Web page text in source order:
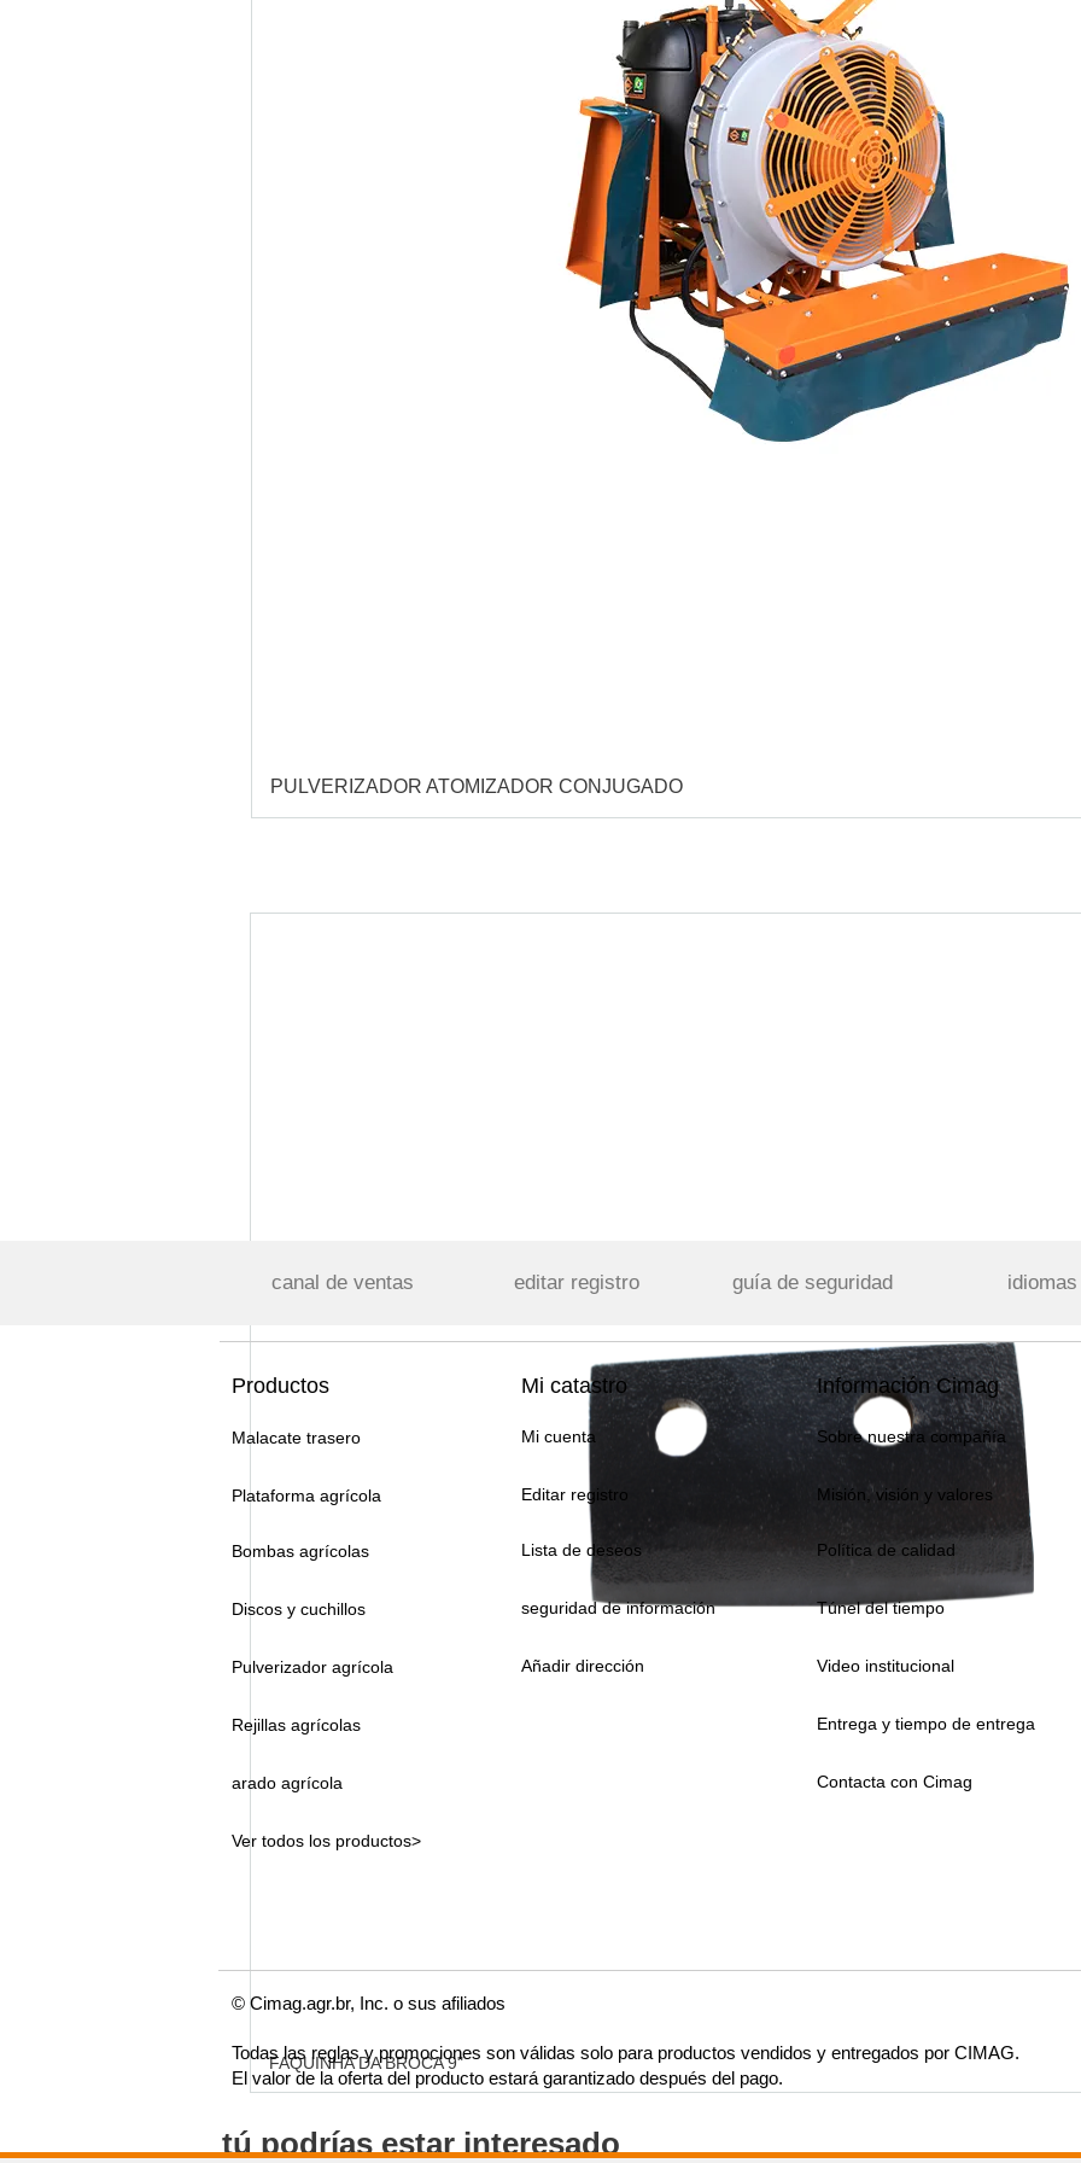
PULVERIZADOR ATOMIZADOR CONJUGADO
FAQUINHA DA BROCA 9"
tú podrías estar interesado
canal de ventas editar registro guía de seguridad idiomas
Productos Mi catastro Información Cimag
Malacate trasero Mi cuenta Sobre nuestra compañía
Plataforma agrícola Editar registro Misión, visión y valores
Bombas agrícolas Lista de deseos Política de calidad
Discos y cuchillos seguridad de información Túnel del tiempo
Pulverizador agrícola Añadir dirección Video institucional
Rejillas agrícolas
arado agrícola
Entrega y tiempo de entrega
Contacta con Cimag
Ver todos los productos>
© Cimag.agr.br, Inc. o sus afiliados
Todas las reglas y promociones son válidas solo para productos vendidos y entregados por CIMAG.
El valor de la oferta del producto estará garantizado después del pago.